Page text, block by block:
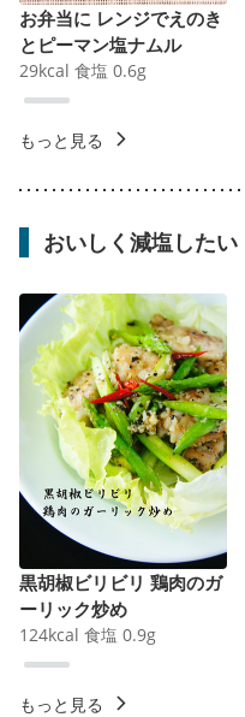
お弁当に レンジでえのき
とピーマン塩ナムル
29kcal 食塩 0.6g
もっと見る
おいしく減塩したい
黒胡椒ビリビリ 鶏肉のガ
ーリック炒め
124kcal 食塩 0.9g
もっと見る